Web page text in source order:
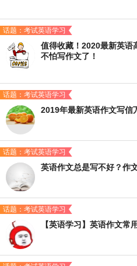
话题：考试英语学习
值得收藏！2020最新英语
不怕写作文了！
话题：考试英语学习
2019年最新英语作文写信
话题：考试英语学习
英语作文总是写不好？作
话题：考试英语学习
【英语学习】英语作文常